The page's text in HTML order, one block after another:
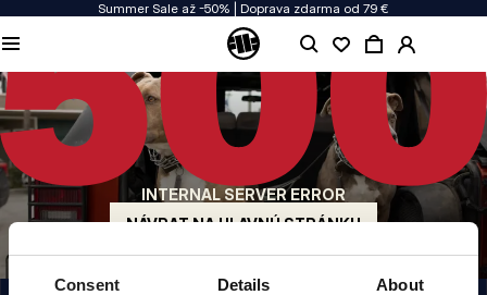
Consent Details About
Summer Sale až -50% | Doprava zdarma od 79 €
INTERNAL SERVER ERROR
NÁVRAT NA HLAVNÚ STRÁNKU
KVALITA JE NAŠOU PRIORITOU
Naše oblečenie vyrábame s vášňou. Nerobíme kompromisy v odolnosti, životnosti
materiálov ani v dôraze na detaily.
PÔVOD Z USA
Naše korene siahajú do začiatku 90. rokov v San Diegu. Náš štýl je drsný,
autentický a nekompromisný.
ZNAČKA S CHARAKTEROM
Naše kolekcie si vyberajú športovci, bojovníci a odhodlaní ľudia.
INFO